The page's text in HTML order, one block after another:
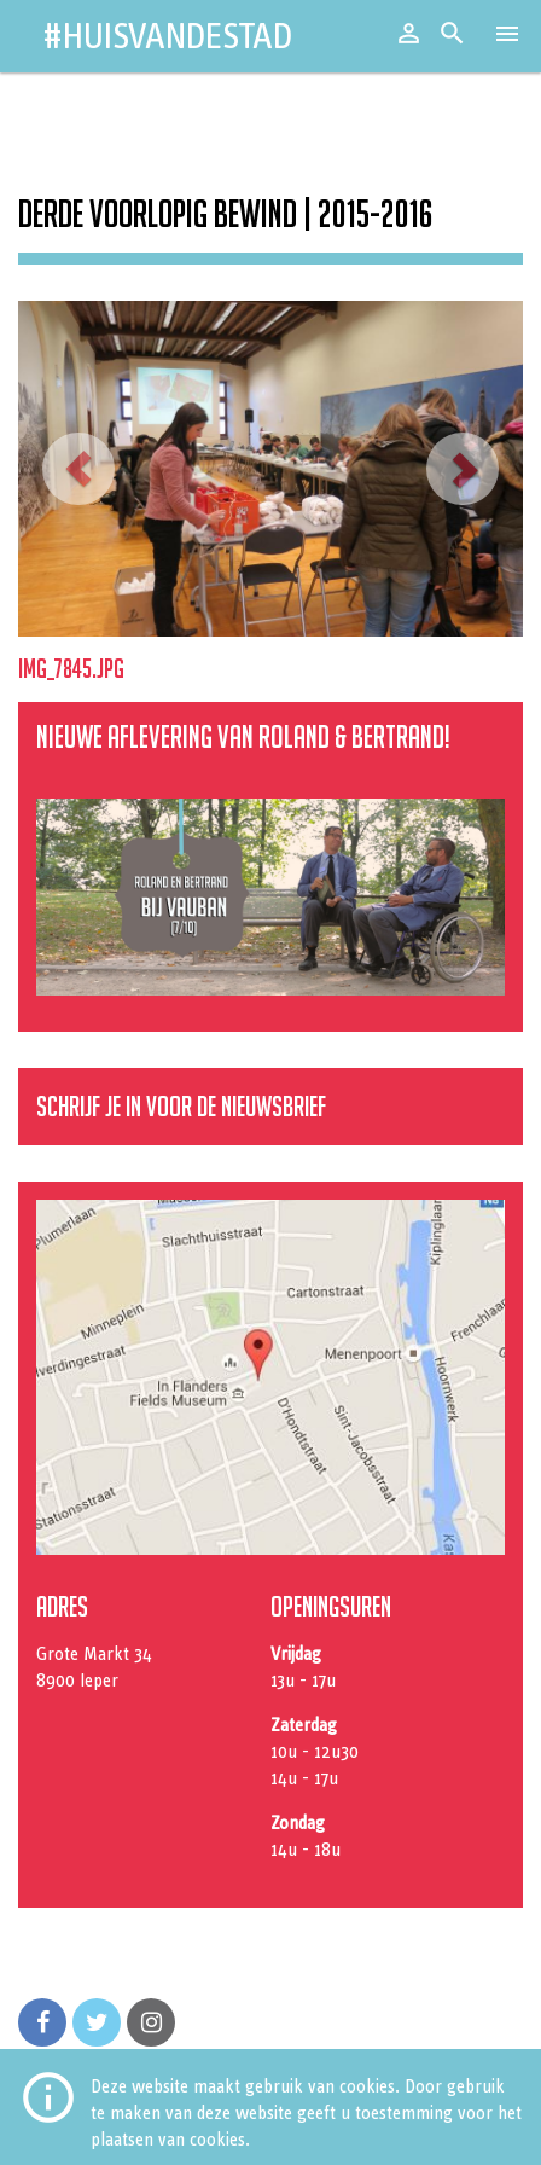

Deze website maakt gebruik van cookies. Door gebruik
te maken van deze website geeft u toestemming voor het
plaatsen van cookies.
#HUISVANDESTAD Toggle

 
Derde Voorlopig Bewind | 2015-2016
img_7845.jpg
Nieuwe aflevering van Roland & Bertrand!
Schrijf je in voor de nieuwsbrief
Adres
Grote Markt 34
8900 Ieper
Openingsuren
Vrijdag
13u - 17u
Zaterdag
10u - 12u30
14u - 17u
Zondag
14u - 18u
Huis van de Stad Grote Markt 34